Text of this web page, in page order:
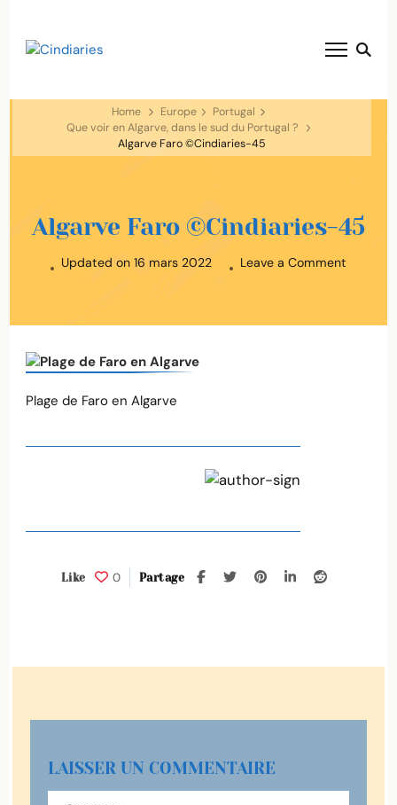
Home Europe
Portugal
Que voir en Algarve, dans le sud du Portugal ?
Algarve Faro ©Cindiaries-45
Algarve Faro ©Cindiaries-45
Updated on 16 mars 2022 Leave a Comment
0
Like Partage
Plage de Faro en Algarve
LAISSER UN COMMENTAIRE